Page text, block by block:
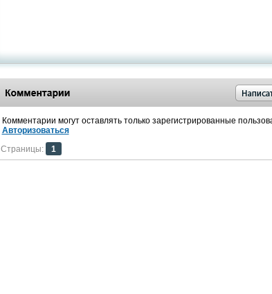
Комментарии могут оставлять только зарегистрированные
Авторизоваться
Страницы:
1